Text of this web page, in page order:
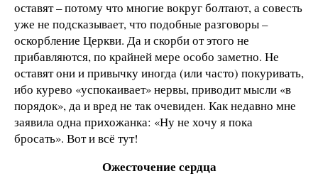
оставят – потому что многие вокруг болтают, а совесть
уже не подсказывает, что подобные разговоры –
оскорбление Церкви. Да и скорби от этого не
прибавляются, по крайней мере особо заметно. Не
оставят они и привычку иногда (или часто) покуривать,
ибо курево «успокаивает» нервы, приводит мысли «в
порядок», да и вред не так очевиден. Как недавно мне
заявила одна прихожанка: «Ну не хочу я пока
бросать». Вот и всё тут!
Ожесточение сердца